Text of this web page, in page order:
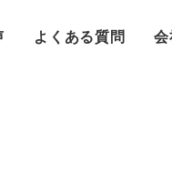
よくある質問 会